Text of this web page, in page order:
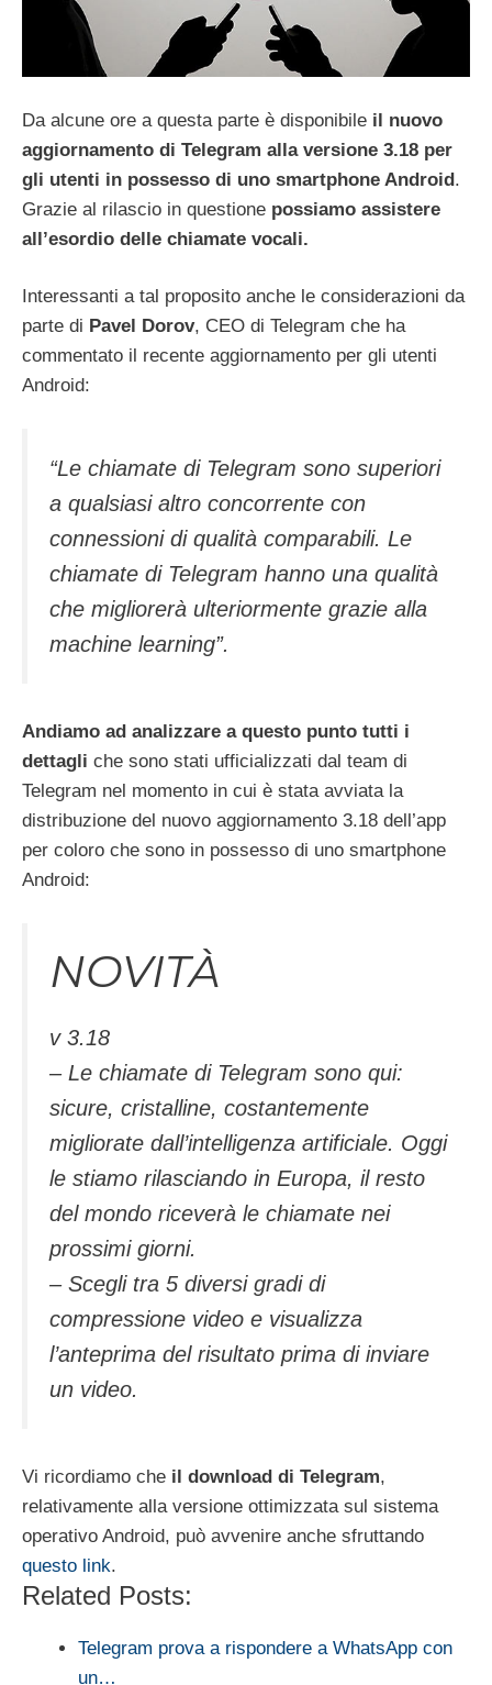
Da alcune ore a questa parte è disponibile il nuovo
aggiornamento di Telegram alla versione 3.18 per
gli utenti in possesso di uno smartphone Android.
Grazie al rilascio in questione possiamo assistere
all’esordio delle chiamate vocali.
Interessanti a tal proposito anche le considerazioni da
parte di Pavel Dorov, CEO di Telegram che ha
commentato il recente aggiornamento per gli utenti
Android:
“Le chiamate di Telegram sono superiori
a qualsiasi altro concorrente con
connessioni di qualità comparabili. Le
chiamate di Telegram hanno una qualità
che migliorerà ulteriormente grazie alla
machine learning”.
Andiamo ad analizzare a questo punto tutti i
dettagli che sono stati ufficializzati dal team di
Telegram nel momento in cui è stata avviata la
distribuzione del nuovo aggiornamento 3.18 dell’app
per coloro che sono in possesso di uno smartphone
Android:
NOVITÀ
v 3.18
– Le chiamate di Telegram sono qui:
sicure, cristalline, costantemente
migliorate dall’intelligenza artificiale. Oggi
le stiamo rilasciando in Europa, il resto
del mondo riceverà le chiamate nei
prossimi giorni.
– Scegli tra 5 diversi gradi di
compressione video e visualizza
l’anteprima del risultato prima di inviare
un video.
Vi ricordiamo che il download di Telegram,
relativamente alla versione ottimizzata sul sistema
operativo Android, può avvenire anche sfruttando
questo link.
Related Posts:
Telegram prova a rispondere a WhatsApp con
un…